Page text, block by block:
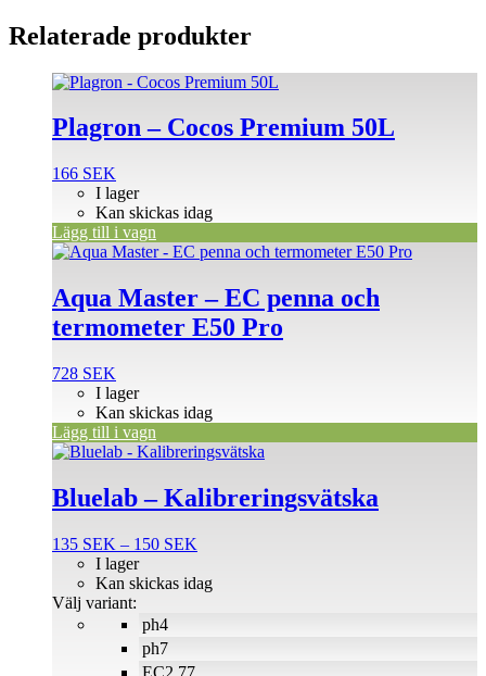
Relaterade produkter
Plagron – Cocos Premium 50L
166 SEK
I lager
Kan skickas idag
Lägg till i vagn
Aqua Master – EC penna och
termometer E50 Pro
728 SEK
I lager
Kan skickas idag
Lägg till i vagn
Bluelab – Kalibreringsvätska
135 SEK – 150 SEK
till
ph4
ph7
EC2.77
I lager
Kan skickas idag
Välj variant:
Den
produkten
har
varianter.
olika
alternativen